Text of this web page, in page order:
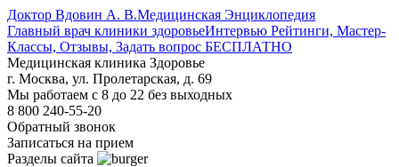
Доктор Вдовин А. В.Медицинская Энциклопедия
Главный врач клиники здоровьеИнтервью Рейтинги, Мастер-
Классы, Отзывы, Задать вопрос БЕСПЛАТНО
Медицинская клиника Здоровье
г. Москва, ул. Пролетарская, д. 69
Мы работаем с 8 до 22 без выходных
8 800 240-55-20
Обратный звонок
Записаться на прием
Разделы сайта